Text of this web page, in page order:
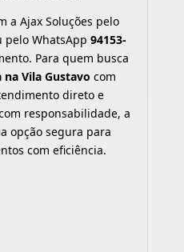
a Ajax Soluções pelo
pelo WhatsApp 94153-
Para quem busca
Vila Gustavo com
direto e
responsabilidade, a
opção segura para
com eficiência.